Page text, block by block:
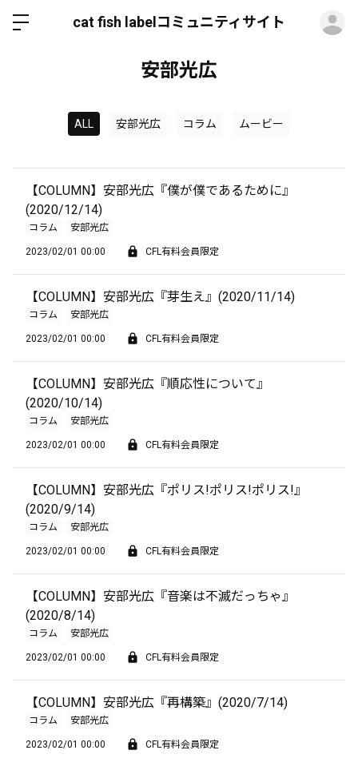
cat fish labelコミュニティサイト
安部光広
ALL 安部光広 コラム ムービー
【COLUMN】安部光広『僕が僕であるために』
(2020/12/14)
コラム 安部光広
2023/02/01 00:00 CFL有料会員限定
【COLUMN】安部光広『芽生え』(2020/11/14)
コラム 安部光広
2023/02/01 00:00 CFL有料会員限定
【COLUMN】安部光広『順応性について』
(2020/10/14)
コラム 安部光広
2023/02/01 00:00 CFL有料会員限定
【COLUMN】安部光広『ポリス!ポリス!ポリス!』
(2020/9/14)
コラム 安部光広
2023/02/01 00:00 CFL有料会員限定
【COLUMN】安部光広『音楽は不滅だっちゃ』
(2020/8/14)
コラム 安部光広
2023/02/01 00:00 CFL有料会員限定
【COLUMN】安部光広『再構築』(2020/7/14)
コラム 安部光広
2023/02/01 00:00 CFL有料会員限定